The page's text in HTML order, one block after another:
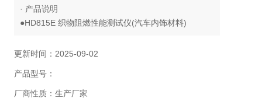
· 产品说明
●HD815E 织物阻燃性能测试仪(汽车内饰材料)
适用标准：GB8410
更新时间：2025-09-02
产品型号：
厂商性质：生产厂家